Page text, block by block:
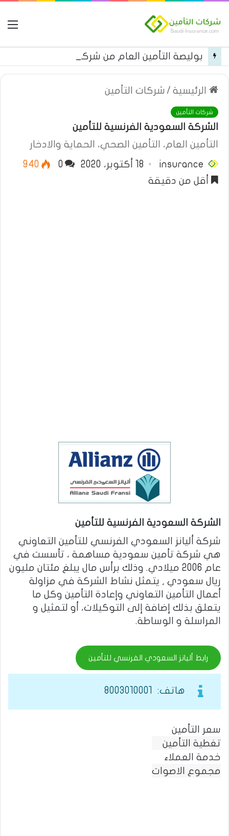
الرئيسية / شركات التأمين
شركات التأمين
الشركة السعودية الفرنسية للتأمين
التأمين العام، التأمين الصحي، الحماية والادخار
insurance
18 أكتوبر، 2020 0
940
أقل من دقيقة
الشركة السعودية الفرنسية للتأمين
شركة أليانز السعودي الفرنسي للتأمين التعاوني
هي شركة تأمين سعودية مساهمة ، تأسست في
عام 2006 ميلادي. وذلك برأس مال يبلغ مئتان مليون
ريال سعودي , يتمثل نشاط الشركة في مزاولة
أعمال التأمين التعاوني وإعادة التأمين وكل ما
يتعلق بذلك إضافة إلى التوكيلات، أو لتمثيل و
المراسلة و الوساطة.
رابط أليانز السعودي الفرنسي للتأمين
هاتف: 8003010001
سعر التأمين
تغطية التأمين
خدمة العملاء
مجموع الاصوات